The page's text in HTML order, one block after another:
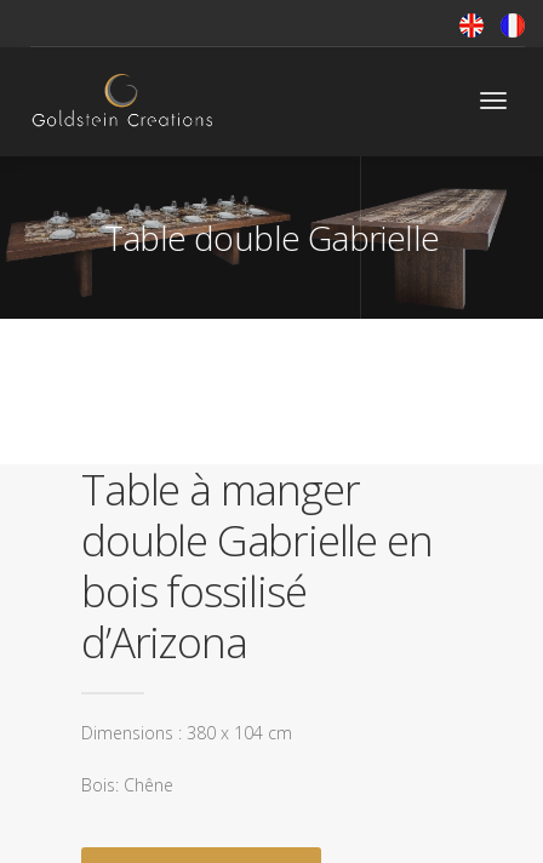
Toggle
Table double Gabrielle
Table à manger
double Gabrielle en
bois fossilisé
d’Arizona
Dimensions : 380 x 104 cm
Bois: Chêne